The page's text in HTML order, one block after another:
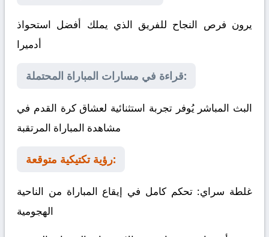
يرون فرص النجاح للفريق الذي يملك أفضل استحواذ
أدميرا
قراءة في مسارات المباراة المحتملة:
البث المباشر يُوفر تجربة استثنائية لعشاق كرة القدم في
مشاهدة المباراة المرتقبة
رؤية تكتيكية متوقعة:
غلطة سراي: تحكم كامل في إيقاع المباراة من الناحية
الهجومية